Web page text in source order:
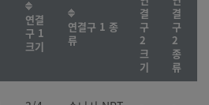
연결
구 1
크기
연결구 1 종
류
결
구
2
크
기
결
구
2
종
류